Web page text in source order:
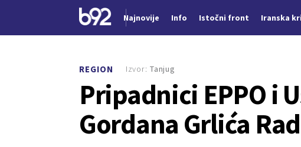
Najnovije Info Istočni front Iranska
REGION
Pripadnici EPPO i
Gordana Grlića
Izvor: Tanjug